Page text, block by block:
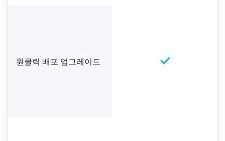
원클릭 배포 업그레이드